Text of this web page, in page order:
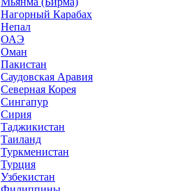
Нагорный Карабах
Непал
ОАЭ
Оман
Пакистан
Саудовская Аравия
Северная Корея
Сингапур
Сирия
Таджикистан
Таиланд
Туркменистан
Турция
Узбекистан